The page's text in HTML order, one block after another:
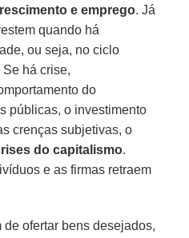
e emprego. Já
quando há
ou seja, no ciclo
há crise,
do
públicas, o investimento
crenças subjetivas, o
do capitalismo.
e as firmas retraem
ofertar bens desejados,